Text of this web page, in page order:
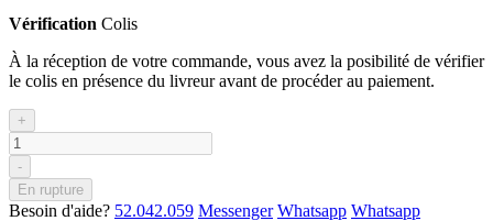
Vérification Colis
À la réception de votre commande, vous avez la posibilité de vérifier
le colis en présence du livreur avant de procéder au paiement.
+
-
En rupture
Besoin d'aide? 52.042.059 Messenger Whatsapp Whatsapp